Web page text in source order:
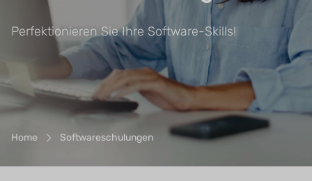
Perfektionieren Sie Ihre Software-Skills!
Breadcrumb-Navigation
Home Softwareschulungen